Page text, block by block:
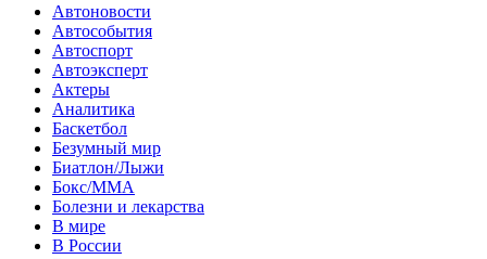
Автоновости
Автособытия
Автоспорт
Автоэксперт
Актеры
Аналитика
Баскетбол
Безумный мир
Биатлон/Лыжи
Бокс/MMA
Болезни и лекарства
В мире
В России